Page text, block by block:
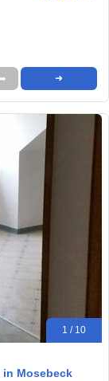
➜
1 / 10
in Mosebeck